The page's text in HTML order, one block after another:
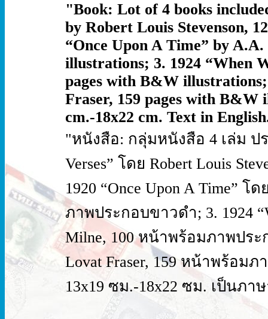
"Book: Lot of 4 books
by Robert Louis Stevenson,
“Once Upon A Time” by
illustrations; 3. 1924 “When
pages with B&W
Fraser, 159 pages with B&W
cm.-18x22 cm. Text in
"หนังสือ: กลุ่มหนังสือ 4 เล่ม ปร
Verses” โดย Robert Louis
1920 “Once Upon A Time”
ภาพประกอบขาวดำ; 3. 1924
Milne, 100 หน้าพร้อมภาพประ
Lovat Fraser, 159 หน้าพร้อ
13x19 ซม.-18x22 ซม. เป็นภ